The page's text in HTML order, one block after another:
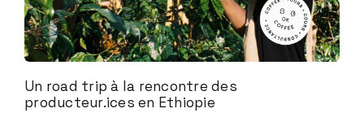
Un road trip à la rencontre des
producteur.ices en Ethiopie